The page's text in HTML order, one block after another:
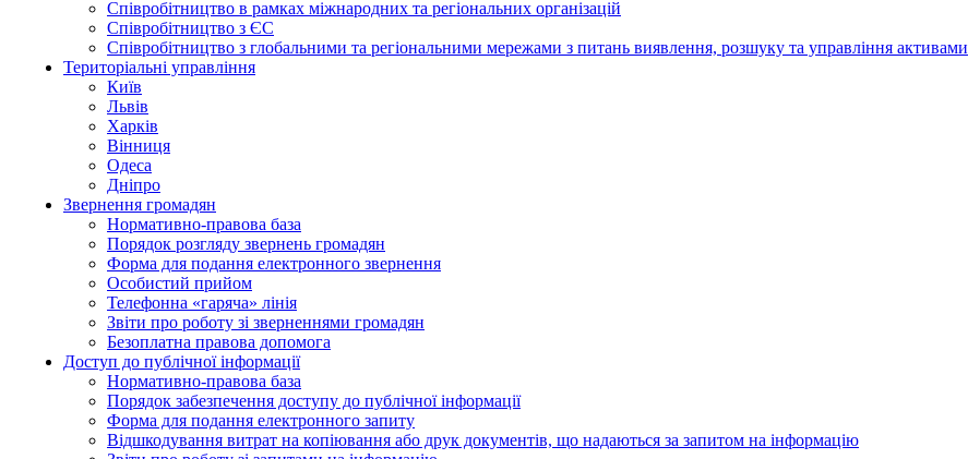
Співробітництво в рамках міжнародних та регіональних організацій
Співробітництво з ЄС
Співробітництво з глобальними та регіональними мережами з питань виявлення, розшуку та управління активами
Територіальні управління
Київ
Львів
Харків
Вінниця
Одеса
Дніпро
Звернення громадян
Нормативно-правова база
Порядок розгляду звернень громадян
Форма для подання електронного звернення
Особистий прийом
Телефонна «гаряча» лінія
Звіти про роботу зі зверненнями громадян
Безоплатна правова допомога
Доступ до публічної інформації
Нормативно-правова база
Порядок забезпечення доступу до публічної інформації
Форма для подання електронного запиту
Відшкодування витрат на копіювання або друк документів, що надаються за запитом на інформацію